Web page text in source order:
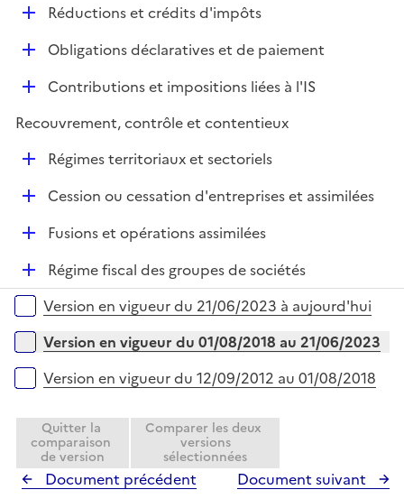
D
e
Réductions et crédits d'impôts
D
i
Obligations déclaratives et de paiement
D
p
Contributions et impositions liées à l'IS
Recouvrement, contrôle et contentieux
D
r
Régimes territoriaux et sectoriels
D
e
Cession ou cessation d'entreprises et assimilées
D
e
Fusions et opérations assimilées
D
é
p
e
Régime fiscal des groupes de sociétés
Versions sur la période
Version en vigueur du 21/06/2023 à aujourd'hui
Version en vigueur du 01/08/2018 au 21/06/2023
Version en vigueur du 12/09/2012 au 01/08/2018
Quitter la
comparaison
de version
Comparer les deux
versions
sélectionnées
Document précédent Document suivant